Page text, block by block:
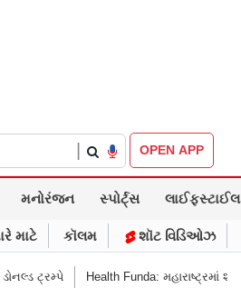
OPEN APP
મનોરંજન સ્પોર્ટ્સ લાઈફસ્ટાઈલ
માટે કૉલમ શૉટ વિડિઓઝ
શાળાની બહાર જંક ફૂડ બૅન! બાળકોના